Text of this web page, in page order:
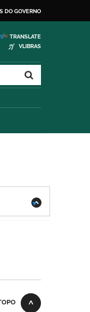
DO GOVERNO
TRANSLATE
VLIBRAS